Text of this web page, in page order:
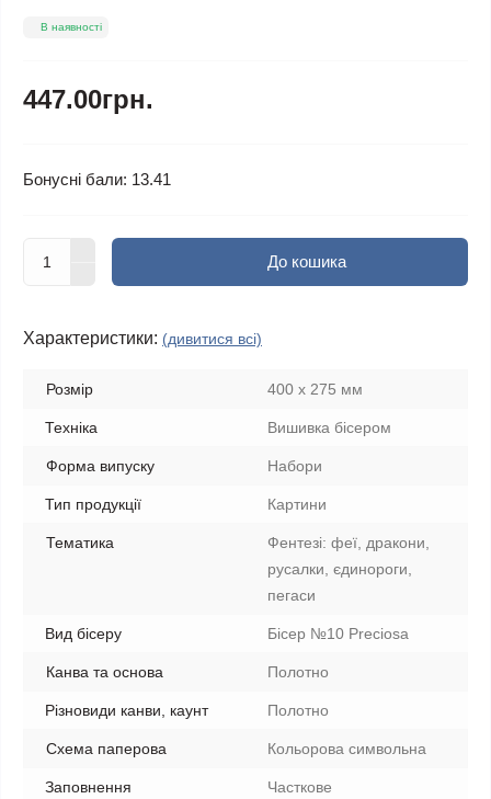
В наявності
447.00грн.
Бонусні бали: 13.41
До кошика
Характеристики: (дивитися всі)
Розмір 400 х 275 мм
Техніка Вишивка бісером
Форма випуску Набори
Тип продукції Картини
Тематика
Фентезі: феї, дракони,
русалки, єдинороги,
пегаси
Вид бісеру Бісер №10 Preciosa
Канва та основа Полотно
Різновиди канви, каунт Полотно
Схема паперова Кольорова символьна
Заповнення Часткове